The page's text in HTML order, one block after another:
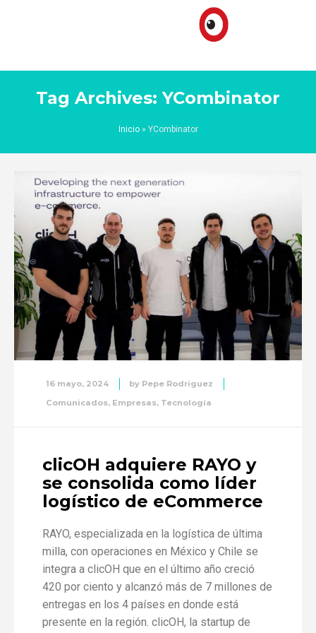
Tag Archives: YCombinator
Inicio» YCombinator
16 mayo, 2024 by Pepe Rodriguez
Comunicados, Empresas, Tecnología
clicOH adquiere RAYO y
se consolida como líder
logístico de eCommerce
RAYO, especializada en la logística de última
milla, con operaciones en México y Chile se
integra a clicOH que en el último año creció
420 por ciento y alcanzó más de 7 millones de
entregas en los 4 países en donde está
presente en la región. clicOH, la startup de